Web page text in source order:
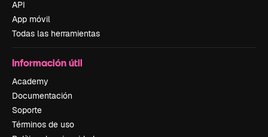
API
App móvil
Todas las herramientas
Información útil
Academy
Documentación
Soporte
Términos de uso